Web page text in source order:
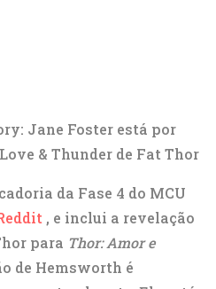
Jane Foster está por
& Thunder de Fat Thor
da Fase 4 do MCU
, e inclui a revelação
para Thor: Amor e
de Hemsworth é